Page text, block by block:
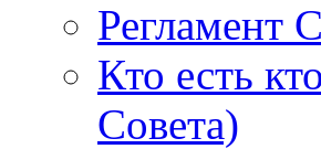
Регламент
Кто есть
Совета)